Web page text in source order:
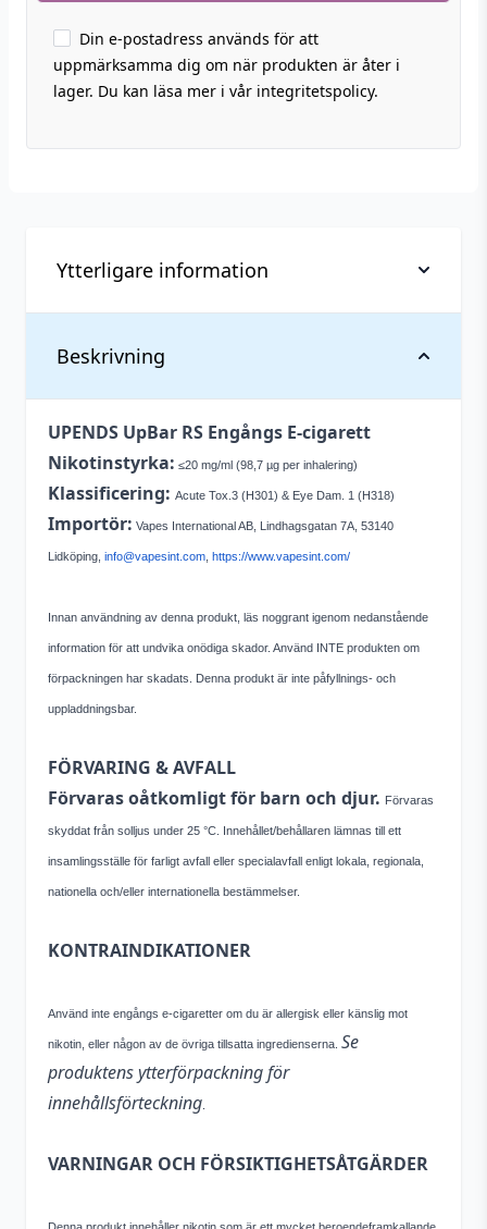
Din e-postadress används för att
uppmärksamma dig om när produkten är åter i
lager. Du kan läsa mer i vår integritetspolicy.
Beskrivning
UPENDS UpBar RS Engångs E-cigarett
Nikotinstyrka: ≤20 mg/ml (98,7 µg per inhalering)
Klassificering: Acute Tox.3 (H301) & Eye Dam. 1 (H318)
Importör: Vapes International AB, Lindhagsgatan 7A, 53140
Lidköping, info@vapesint.com https://www.vapesint.com/
Innan användning av denna produkt, läs noggrant igenom nedanstående
information för att undvika onödiga skador. Använd INTE produkten om
förpackningen har skadats. Denna produkt är inte påfyllnings- och
uppladdningsbar.
FÖRVARING & AVFALL
Förvaras oåtkomligt för barn och djur. Förvaras
skyddat från solljus under 25 °C. Innehållet/behållaren lämnas till ett
insamlingsställe för farligt avfall eller specialavfall enligt lokala, regionala,
nationella och/eller internationella bestämmelser.
KONTRAINDIKATIONER
Använd inte engångs e-cigaretter om du är allergisk eller känslig mot
nikotin, eller någon av de övriga tillsatta ingredienserna. Se
produktens ytterförpackning för
innehållsförteckning
VARNINGAR OCH FÖRSIKTIGHETSÅTGÄRDER
Ytterligare information
Vikt
Dimensioner
33 × 18 × 122 mm
Antal
1 st
Innehåller
cooling
Nej
Nikotin
20 mg
Tillverkare
Upends
Typ
Engångs vape